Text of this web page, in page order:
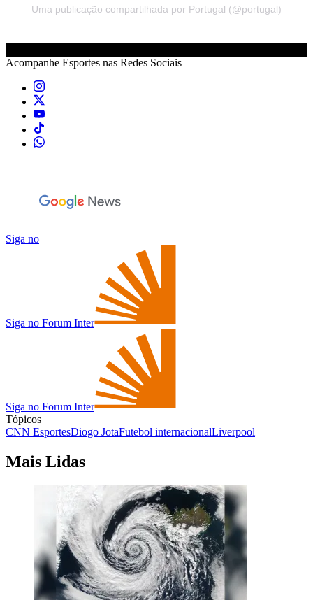
Uma publicação compartilhada por Portugal (@portugal)
Acompanhe Esportes nas Redes Sociais
Siga no
Siga no Forum Inter
Siga no Forum Inter
Tópicos
CNN EsportesDiogo JotaFutebol internacionalLiverpool
Mais Lidas